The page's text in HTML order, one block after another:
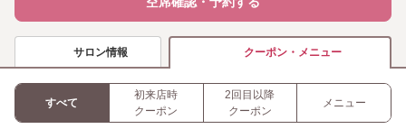
サロン情報 クーポン・メニュー
すべて
初来店時
クーポン
2回目以降
クーポン
メニュー